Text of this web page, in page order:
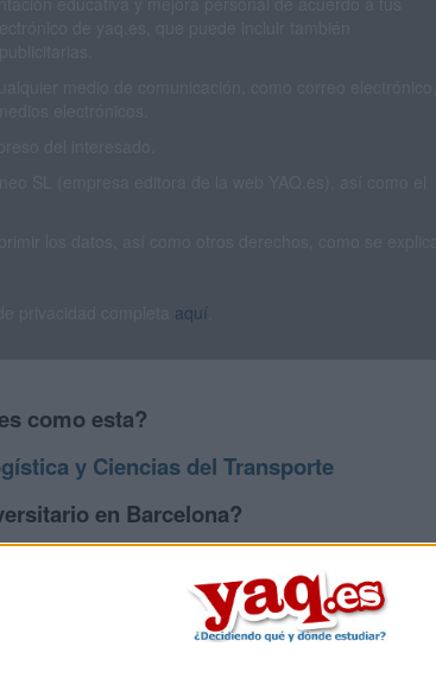
aquí
como esta?
y Ciencias del Transporte
en Barcelona?
mayores en Barcelona